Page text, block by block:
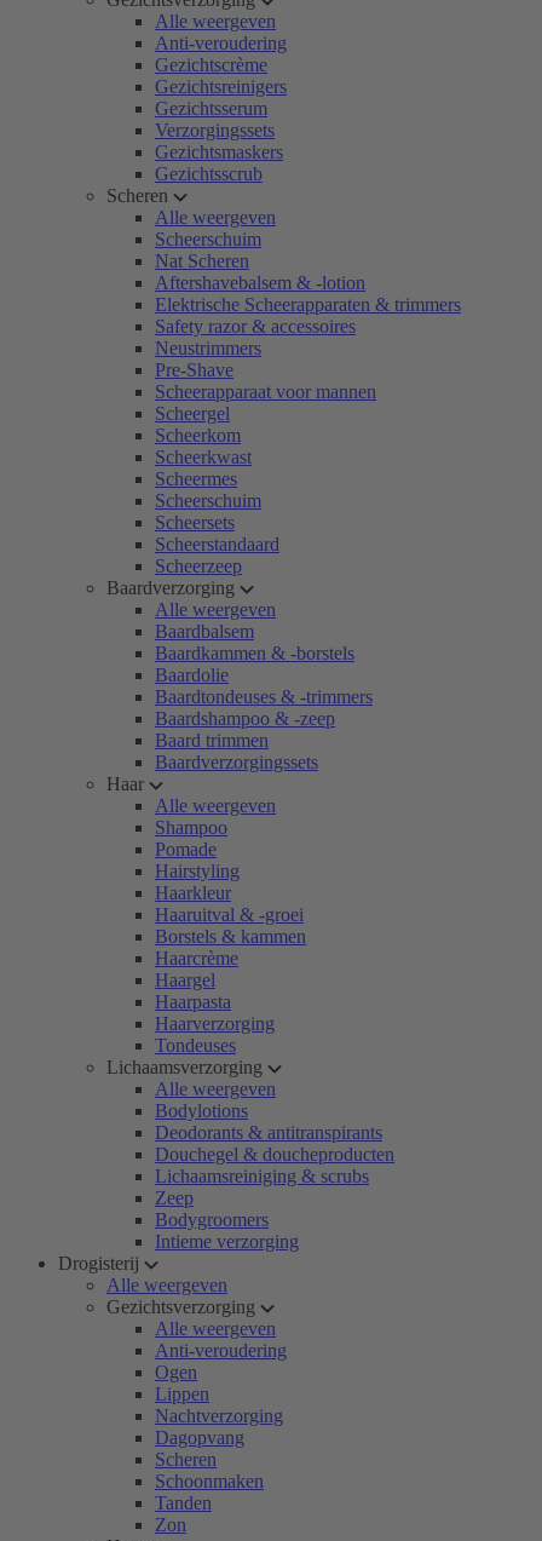
Alle weergeven
Anti-veroudering
Gezichtscrème
Gezichtsreinigers
Gezichtsserum
Verzorgingssets
Gezichtsmaskers
Gezichtsscrub
Scheren
Alle weergeven
Scheerschuim
Nat Scheren
Aftershavebalsem & -lotion
Elektrische Scheerapparaten & trimmers
Safety razor & accessoires
Neustrimmers
Pre-Shave
Scheerapparaat voor mannen
Scheergel
Scheerkom
Scheerkwast
Scheermes
Scheerschuim
Scheersets
Scheerstandaard
Scheerzeep
Baardverzorging
Alle weergeven
Baardbalsem
Baardkammen & -borstels
Baardolie
Baardtondeuses & -trimmers
Baardshampoo & -zeep
Baard trimmen
Baardverzorgingssets
Haar
Alle weergeven
Shampoo
Pomade
Hairstyling
Haarkleur
Haaruitval & -groei
Borstels & kammen
Haarcrème
Haargel
Haarpasta
Haarverzorging
Tondeuses
Lichaamsverzorging
Alle weergeven
Bodylotions
Deodorants & antitranspirants
Douchegel & doucheproducten
Lichaamsreiniging & scrubs
Zeep
Bodygroomers
Intieme verzorging
Drogisterij
Alle weergeven
Gezichtsverzorging
Alle weergeven
Anti-veroudering
Ogen
Lippen
Nachtverzorging
Dagopvang
Scheren
Schoonmaken
Tanden
Zon